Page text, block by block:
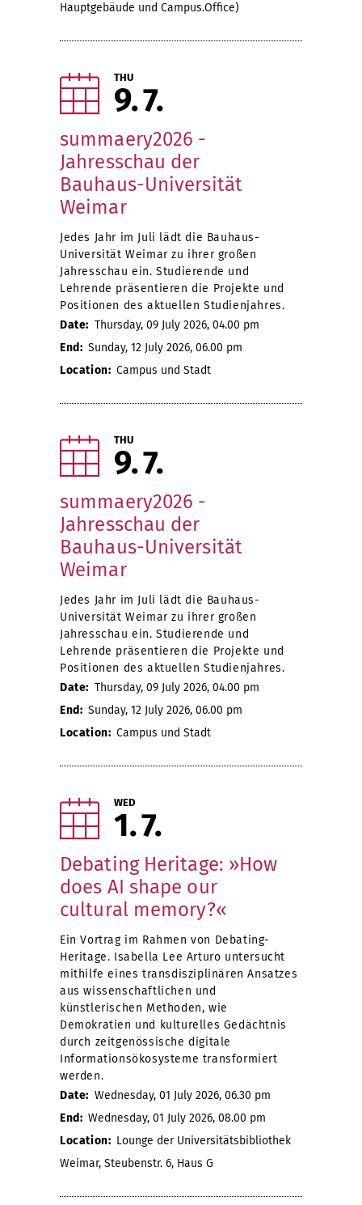
Hauptgebäude und Campus.Office)
THU
9 7
summaery2026 -
Jahresschau der
Bauhaus-Universität
Weimar
Jedes Jahr im Juli lädt die Bauhaus-
Universität Weimar zu ihrer großen
Jahresschau ein. Studierende und
Lehrende präsentieren die Projekte und
Positionen des aktuellen Studienjahres.
Date: Thursday, 09 July 2026, 04.00 pm
End: Sunday, 12 July 2026, 06.00 pm
Location: Campus und Stadt
THU
9 7
summaery2026 -
Jahresschau der
Bauhaus-Universität
Weimar
Jedes Jahr im Juli lädt die Bauhaus-
Universität Weimar zu ihrer großen
Jahresschau ein. Studierende und
Lehrende präsentieren die Projekte und
Positionen des aktuellen Studienjahres.
Date: Thursday, 09 July 2026, 04.00 pm
End: Sunday, 12 July 2026, 06.00 pm
Location: Campus und Stadt
WED
1 7
Debating Heritage: »How
does AI shape our
cultural memory?«
Ein Vortrag im Rahmen von Debating-
Heritage. Isabella Lee Arturo untersucht
mithilfe eines transdisziplinären Ansatzes
aus wissenschaftlichen und
künstlerischen Methoden, wie
Demokratien und kulturelles Gedächtnis
durch zeitgenössische digitale
Informationsökosysteme transformiert
werden.
Date: Wednesday, 01 July 2026, 06.30 pm
End: Wednesday, 01 July 2026, 08.00 pm
Location: Lounge der Universitätsbibliothek
Weimar, Steubenstr. 6, Haus G